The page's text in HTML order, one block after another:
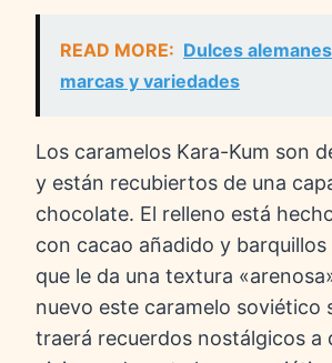
READ MORE: Dulces
marcas y variedades
Los caramelos Kara-Kum son
y están recubiertos de una
chocolate. El relleno está
con cacao añadido y
que le da una textura
nuevo este caramelo soviético
traerá recuerdos nostálgicos a